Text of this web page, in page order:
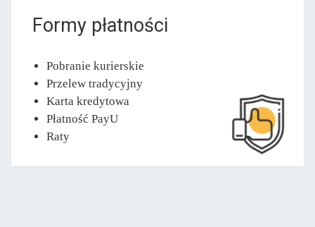
Formy płatności
Pobranie kurierskie
Przelew tradycyjny
Karta kredytowa
Płatność PayU
Raty